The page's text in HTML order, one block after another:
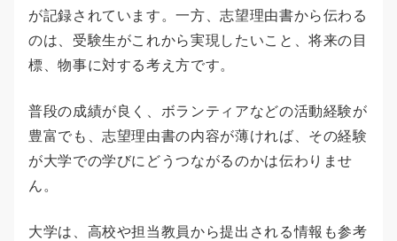
が記録されています。一方、志望理由書から伝わる
のは、受験生がこれから実現したいこと、将来の目
標、物事に対する考え方です。
普段の成績が良く、ボランティアなどの活動経験が
豊富でも、志望理由書の内容が薄ければ、その経験
が大学での学びにどうつながるのかは伝わりませ
ん。
大学は、高校や担当教員から提出される情報も参考